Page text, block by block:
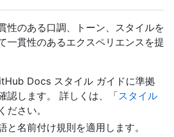
性のある口調、トーン、スタイルを
一貫性のあるエクスペリエンスを提
Docs スタイル ガイドに準拠
認します。 詳しくは、「スタイル
ださい。
と名前付け規則を適用します。